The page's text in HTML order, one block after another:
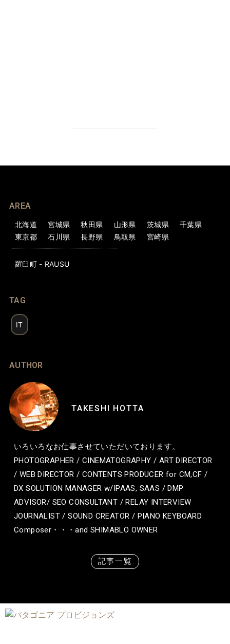
AREA
北海道 宮城県 秋田県 山形県 茨城県
千葉県
東京都
石川県 長野県 鳥取県 宮崎県
羅臼町 - RAUSU
TAG
IT
AUTHOR
TAKESHI HOTTA
いろいろなお仕事させていただいております。
PHOTOGRAPHER / CINEMATOGRAPHY / ART DIRECTOR
/ WEB DIRECTOR / CONTENTS PRODUCER for CM,CF /
DX SOLUTION MANAGER w/IPAAS, SAAS / DMP
ADVISOR/ SEO CONSULTANT / RELAY INTERVIEW
JOURNALIST / SOUND CREATOR / PIANO KEYBOARD
Composer・・・and SHIMABLO OWNER
記事一覧